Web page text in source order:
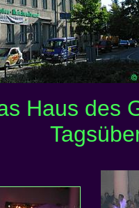
Haus des